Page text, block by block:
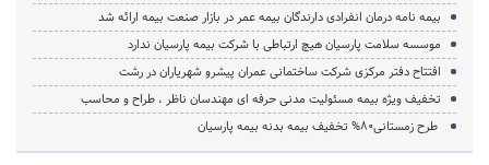
بیمه نامه درمان انفرادی دارندگان بیمه عمر در بازار صنعت بیمه ارائه شد
موسسه سلامت پارسیان هیچ ارتباطی با شرکت بیمه پارسیان ندارد
افتتاح دفتر مرکزی شرکت ساختمانی عمران پیشرو شهریاران در رشت
تخفیف‌ ویژه بیمه مسئولیت مدنی حرفه ای مهندسان ناظر ، طراح و محاسب
طرح زمستانی80% تخفیف بیمه بدنه بیمه پارسیان